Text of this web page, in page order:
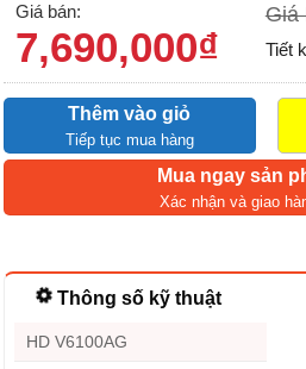
Giá bán:
7,690,000₫
Giá
Tiết
Thêm vào giỏ
Tiếp tục mua hàng
Mua ngay sản
Xác nhận và giao
Thông số kỹ thuật
HD V6100AG